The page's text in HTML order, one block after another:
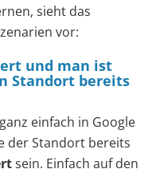
sieht das
vor:
und man ist
Standort bereits
einfach in Google
der Standort bereits
sein. Einfach auf den